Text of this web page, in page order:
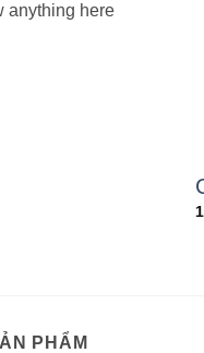
anything here
PHẨM